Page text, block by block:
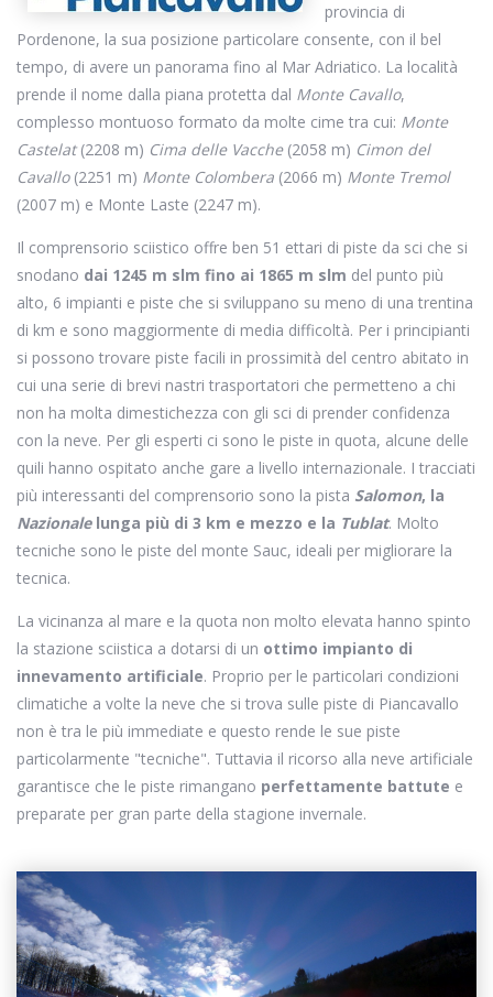
provincia di
Pordenone, la sua posizione particolare consente, con il bel
tempo, di avere un panorama fino al Mar Adriatico. La località
prende il nome dalla piana protetta dal Monte Cavallo,
complesso montuoso formato da molte cime tra cui: Monte
Castelat(2208 m) Cima delle Vacche(2058 m) Cimon del
Cavallo(2251 m) Monte Colombera (2066 m) Monte Tremol
(2007 m) e Monte Laste (2247 m).
Il comprensorio sciistico offre ben 51 ettari di piste da sci che si
snodano dai 1245 m slm fino ai 1865 m slm del punto più
alto, 6 impianti e piste che si sviluppano su meno di una trentina
di km e sono maggiormente di media difficoltà. Per i principianti
si possono trovare piste facili in prossimità del centro abitato in
cui una serie di brevi nastri trasportatori che permetteno a chi
non ha molta dimestichezza con gli sci di prender confidenza
con la neve. Per gli esperti ci sono le piste in quota, alcune delle
quili hanno ospitato anche gare a livello internazionale. I tracciati
più interessanti del comprensorio sono la pista Salomon, la
Nazionalelunga più di 3 km e mezzo e la Tublat. Molto
tecniche sono le piste del monte Sauc, ideali per migliorare la
tecnica.
La vicinanza al mare e la quota non molto elevata hanno spinto
la stazione sciistica a dotarsi di un ottimo impianto di
innevamento artificiale. Proprio per le particolari condizioni
climatiche a volte la neve che si trova sulle piste di Piancavallo
non è tra le più immediate e questo rende le sue piste
particolarmente "tecniche". Tuttavia il ricorso alla neve artificiale
garantisce che le piste rimangano perfettamente battute e
preparate per gran parte della stagione invernale.